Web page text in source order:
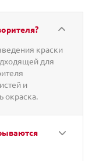
краски
для
и
окраска.